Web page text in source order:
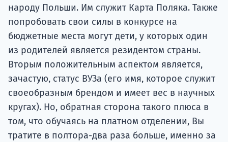
народу Польши. Им служит Карта Поляка. Также
попробовать свои силы в конкурсе на
бюджетные места могут дети, у которых один
из родителей является резидентом страны.
Вторым положительным аспектом является,
зачастую, статус ВУЗа (его имя, которое служит
своеобразным брендом и имеет вес в научных
кругах). Но, обратная сторона такого плюса в
том, что обучаясь на платном отделении, Вы
тратите в полтора-два раза больше, именно за